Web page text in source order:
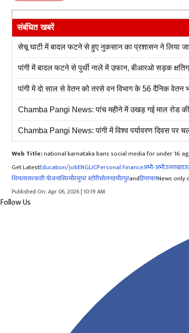
संबंधित खबरें
सेचू घाटी में बादल फटने से हुए नुकसान का प्रशासन ने लिया
पांगी में बादल फटने से पुर्थी नाले में उफान, बीआरओ सड़क
पांगी में दो साल से वेतन को तरसे वन विभाग के 56 दैनिक वेतन
Chamba Pangi News: पांच महीने में उखड़ गई माल रोड
Chamba Pangi News: पांगी में विश्व पर्यावरण दिवस पर
Web Title:national karnataka bans social media for under 16
Get LatestEducation/JobENGLICPersonal Financeअभी-अभीउत्तराखंड
शिमलासरकारी योजनासिरमौरसुपर स्टोरीसोलनहमीरपुरandहिमाचलNews only
Published On: Apr 06, 2026 | 10:19 AM
Follow Us